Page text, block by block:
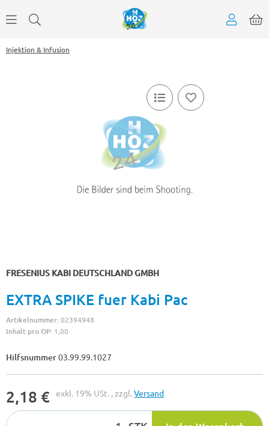
Injektion & Infusion
FRESENIUS KABI DEUTSCHLAND GMBH
EXTRA SPIKE fuer Kabi Pac
Artikelnummer:02394948
Inhalt pro OP: 1,00
Hilfsnummer03.99.99.1027
2,18 € exkl. 19% USt. , zzgl.Versand